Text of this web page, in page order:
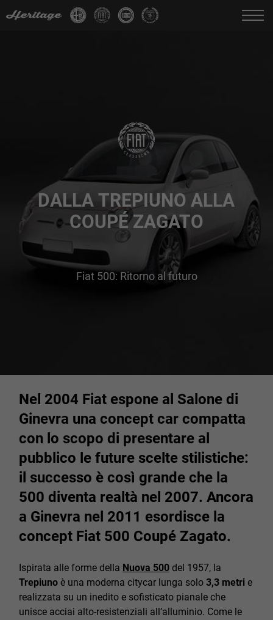
Cambia Lingua: IT DE
DALLA TREPIUNO ALLA
COUPÉ ZAGATO
Fiat 500: Ritorno al futuro
Nel 2004 Fiat espone al Salone di
Ginevra una concept car compatta
con lo scopo di presentare al
pubblico le future scelte stilistiche:
il successo è così grande che la
500 diventa realtà nel 2007. Ancora
a Ginevra nel 2011 esordisce la
concept Fiat 500 Coupé Zagato.
Ispirata alle forme della Nuova 500 del 1957, la
Trepiuno è una moderna citycar lunga solo 3,3 metri e
realizzata su un inedito e sofisticato pianale che
unisce acciai alto-resistenziali all’alluminio. Come le